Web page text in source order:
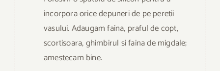
incorpora orice depuneri de pe peretii
vasului. Adaugam faina, praful de copt,
scortisoara, ghimbirul si faina de migdale;
amestecam bine.